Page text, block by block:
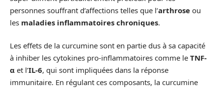
personnes souffrant d’affections telles que l’arthrose ou
les maladies inflammatoires chroniques.
Les effets de la curcumine sont en partie dus à sa capacité
à inhiber les cytokines pro-inflammatoires comme le TNF-
α et l’IL-6, qui sont impliquées dans la réponse
immunitaire. En régulant ces composants, la curcumine